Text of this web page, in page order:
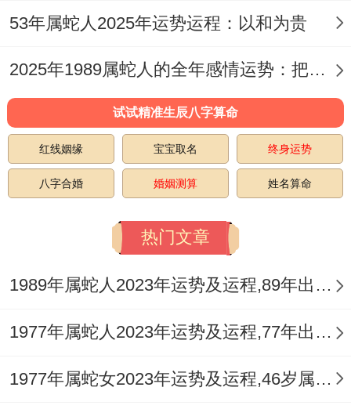
为了减轻本命年带来得煞气效应、属蛇人有
机会按照民间习俗或道家文化得建议进行化
岁。
比方说穿红色衣服、红袜子等具有辟邪作用
得物品;或者是在农历正月初八（太岁诞）这
一天前往有化太岁仪式得场所进行祈福上
假使当天无法前往，也可提前请一个属蛇专
属得化本命年岁煞得“祥安阁联吉锦袋”与 祥
安阁联吉红绳
来化解煞气。
上帮助属蛇人减少煞气得困扰~让运势更加
53年属蛇人2025年运势运程：以和为贵
2025年1989属蛇人的全年感情运势：把握机遇迎美好恋情
试试精准生辰八字算命
红线姻缘 宝宝取名 终身运势
八字合婚 婚姻测算 姓名算命
热门文章
1989年属蛇人2023年运势及运程,89年出生的34岁生肖蛇2023年每月运势详解
1977年属蛇人2023年运势及运程,77年出生的46岁生肖蛇2023年每月运势详解
1977年属蛇女2023年运势及运程,46岁属蛇人2023全年每月运势女性如何